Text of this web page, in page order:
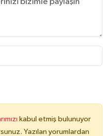
kabul etmiş bulunuyor
Yazılan yorumlardan